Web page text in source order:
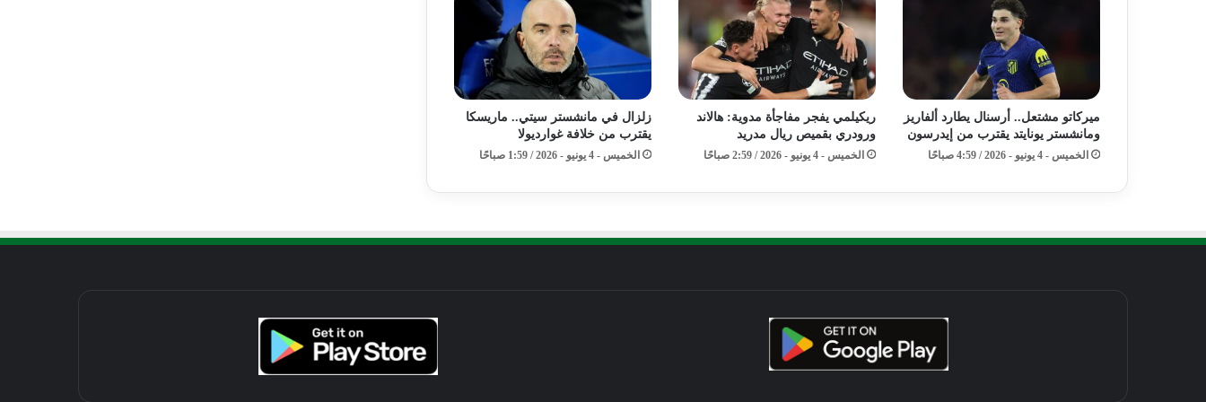
ميركاتو مشتعل.. أرسنال يطارد ألفاريز
ومانشستر يونايتد يقترب من إيدرسون
الخميس - 4 يونيو - 2026 / 4:59 صباحًا
ريكيلمي يفجر مفاجأة مدوية: هالاند
ورودري بقميص ريال مدريد
الخميس - 4 يونيو - 2026 / 2:59 صباحًا
زلزال في مانشستر سيتي.. ماريسكا
يقترب من خلافة غوارديولا
الخميس - 4 يونيو - 2026 / 1:59 صباحًا